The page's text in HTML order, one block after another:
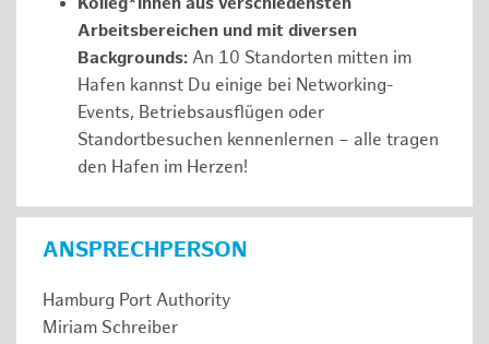
Arbeitsbereichen und mit diversen
Backgrounds: An 10 Standorten mitten im
Hafen kannst Du einige bei Networking-
Events, Betriebsausflügen oder
Standortbesuchen kennenlernen – alle tragen
den Hafen im Herzen!
ANSPRECHPERSON
Hamburg Port Authority
Miriam Schreiber